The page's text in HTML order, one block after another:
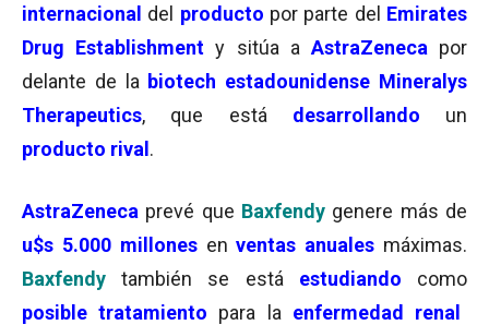
internacional del producto por parte del Emirates
Drug Establishment y sitúa a AstraZeneca por
delante de la biotech estadounidense Mineralys
Therapeutics, que está desarrollando un
producto rival .
AstraZeneca prevé que Baxfendy genere más de
u$s 5.000 millones enventas anuales máximas.
Baxfendy
también se está estudiando
como
posible tratamiento para la enfermedad renal